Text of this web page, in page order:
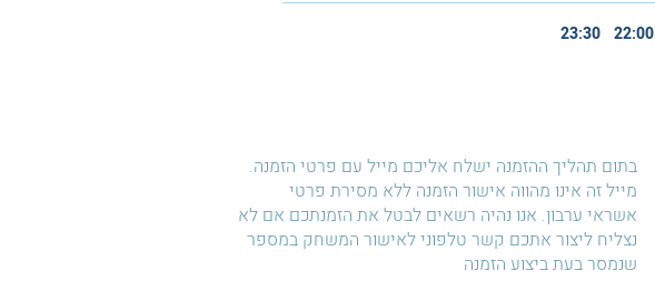
22:00
23:30
בתום תהליך ההזמנה ישלח אליכם מייל עם פרטי הזמנה.
מייל זה אינו מהווה אישור הזמנה ללא מסירת פרטי
אשראי ערבון. אנו נהיה רשאים לבטל את הזמנתכם אם לא
נצליח ליצור אתכם קשר טלפוני לאישור המשחק במספר
שנמסר בעת ביצוע הזמנה